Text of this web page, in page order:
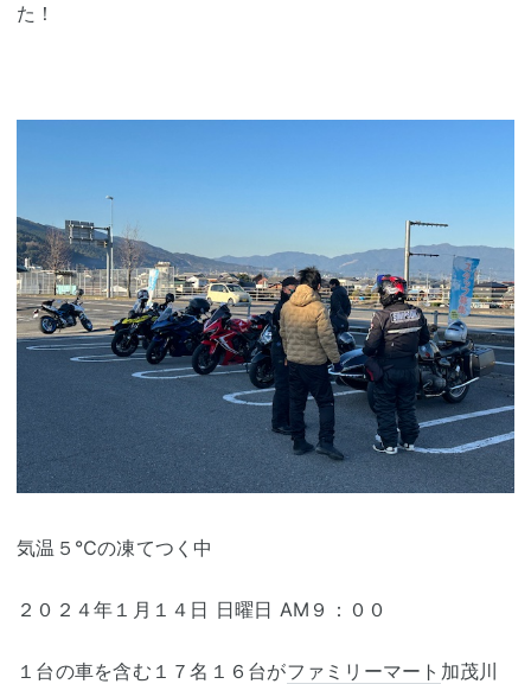
た！
気温５℃の凍てつく中
２０２４年１月１４日 日曜日 AM９：００
１台の車を含む１７名１６台がファミリーマート 加茂川